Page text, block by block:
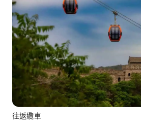
往返纜車